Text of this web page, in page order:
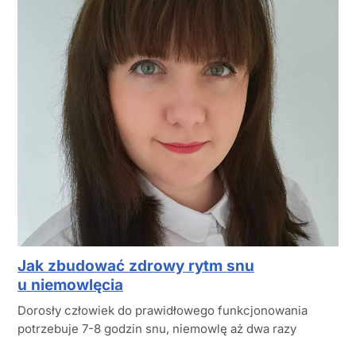
Jak zbudować zdrowy rytm snu
u niemowlęcia
Dorosły człowiek do prawidłowego funkcjonowania
potrzebuje 7-8 godzin snu, niemowlę aż dwa razy